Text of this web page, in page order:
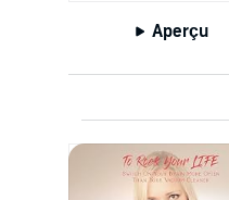
Aperçu